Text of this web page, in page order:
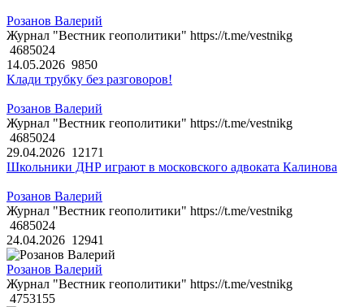
Розанов Валерий
Журнал "Вестник геополитики" https://t.me/vestnikg
4685024
14.05.2026 9850
Клади трубку без разговоров!
Розанов Валерий
Журнал "Вестник геополитики" https://t.me/vestnikg
4685024
29.04.2026 12171
Школьники ДНР играют в московского адвоката Калинова
Розанов Валерий
Журнал "Вестник геополитики" https://t.me/vestnikg
4685024
24.04.2026 12941
Розанов Валерий
Журнал "Вестник геополитики" https://t.me/vestnikg
4753155